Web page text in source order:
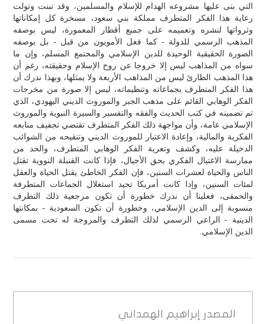
التي بنى عليها مشروعه الهدام للإسلام والمسلمين، وقد تبنت وتولت
رعاية هذا الفكر المتطرف مملكة بني سعود، مسخرة كل إمكاناتها
وثرواتها لنشره وتعميمه على جميع أقطار المعمورة، ليس بوصفه
المذهب الرسمي للدولة - كما فعل الأمويون من قبل - بل بوصفه
الصورة الحقيقية الوحيدة للدين الإسلامي والمجتمع المسلم، وإن ما
سواه من المذاهب ليس إلا خروجا عن روح الإسلام وحقيقته، رغم أن
هذا المذهب الطارئ ليس من المذاهب الأربعة ولا يمثلها، وبهذا ندرك أن
هذا الفكر المتطرف بجماعاته وتنظيماته، ليس إلا صورة من مخرجات
الفكر الوهابي القائم على مذهب الجبر والموروث الديني اليهودي، الذي
تم تضمينه في كتب الحديث والفقه والتفسير والسيرة النبوية والموروث
الإسلامي عامة، وأن مواجهة ذلك الفكر المتطرف تقتضي تجفيف منابعه
الفكرية والمالية، وإعادة الاعتبار للموروث الديني وتنقيحه من الشوائب
الدخيلة عليه، وكشف وتعرية الفكر الوهابي المتطرف، والحد من
ممارسة الاغتيال الفكري بحق الأجيال، فإذا كانت القنبلة النووية تقتل
الناس والحياة لعشرات السنين، فإن الفكر الخاطئ يقتل الحياة والعقل
لمئات السنين، وإذا كانت أمريكا تجيد استغلال الجماعات المتطرفة
والحمقى، فعلينا أن ندرك خطورة أن تكون مرجعية ذلك التطرف
منسوبة إلى الدين الإسلامي، وخطورة أن تكون السعودية - بمكانتها
الدينية - الراعي الرسمي لذلك التطرف والمروجة له تحت مسمى
الدين الإسلامي.
المصدر إبراهيم الهمداني